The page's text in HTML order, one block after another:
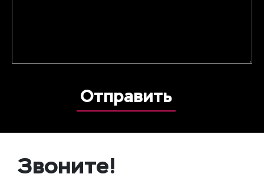
Звоните!
Отправить